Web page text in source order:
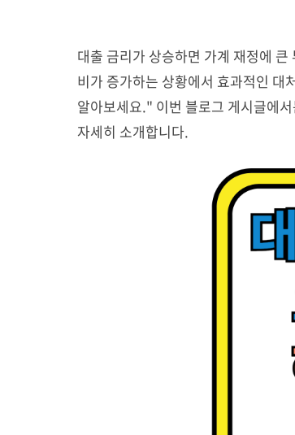
대출 금리가 상승하면 가계 재정에
비가 증가하는 상황에서 효과적인 대
알아보세요." 이번 블로그 게시글에
자세히 소개합니다.